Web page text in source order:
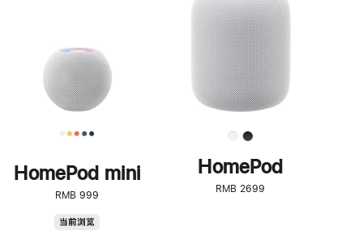
HomePod mini
RMB 999
当前浏览
了
解
HomePod<
HomePod
RMB 2699